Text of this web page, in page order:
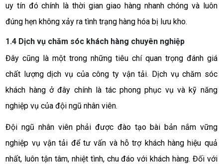
uy tín đó chính là thời gian giao hàng nhanh chóng và luôn
đúng hẹn không xảy ra tình trạng hàng hóa bị lưu kho.
1.4 Dịch vụ chăm sóc khách hàng chuyên nghiệp
Đây cũng là một trong những tiêu chí quan trọng đánh giá
chất lượng dịch vụ của công ty vận tải. Dịch vụ chăm sóc
khách hàng ở đây chính là tác phong phục vụ và kỹ năng
nghiệp vụ của đội ngũ nhân viên.
Đội ngũ nhân viên phải được đào tạo bài bản nắm vững
nghiệp vụ vận tải để tư vấn và hỗ trợ khách hàng hiệu quả
nhất, luôn tận tâm, nhiệt tình, chu đáo với khách hàng. Đối với